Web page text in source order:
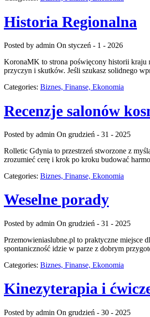
Historia Regionalna
Posted by admin On styczeń - 1 - 2026
KoronaMK to strona poświęcony historii kraju
przyczyn i skutków. Jeśli szukasz solidnego
Categories: Biznes, Finanse, Ekonomia
Recenzje salonów
Posted by admin On grudzień - 31 - 2025
Rolletic Gdynia to przestrzeń stworzone z
zrozumieć cerę i krok po kroku budować
Categories: Biznes, Finanse, Ekonomia
Weselne porady
Posted by admin On grudzień - 31 - 2025
Przemowieniaslubne.pl to praktyczne miejsce
spontaniczność idzie w parze z dobrym
Categories: Biznes, Finanse, Ekonomia
Kinezyterapia i
Posted by admin On grudzień - 30 - 2025